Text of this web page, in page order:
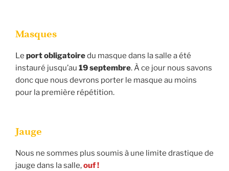
Masques
Le port obligatoiredu masque dans la salle a été
instauré jusqu’au 19 septembre. À ce jour nous savons
donc que nous devrons porter le masque au moins
pour la première répétition.
Jauge
Nous ne sommes plus soumis à une limite drastique de
jauge dans la salle,ouf !